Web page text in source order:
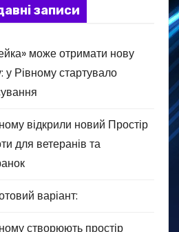
записи
може отримати нову
у Рівному стартувало
відкрили новий Простір
для ветеранів та
варіант:
створюють простір